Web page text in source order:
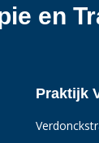
en
Praktijk